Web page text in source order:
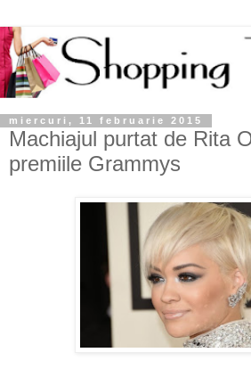
miercuri, 11 februarie 2015
Machiajul purtat de Rita
premiile Grammys